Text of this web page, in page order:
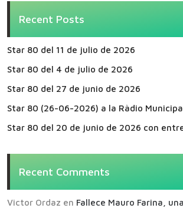
Recent Posts
Star 80 del 11 de julio de 2026
Star 80 del 4 de julio de 2026
Star 80 del 27 de junio de 2026
Star 80 (26-06-2026) a la Ràdio
Star 80 del 20 de junio de 2026 con
Recent Comments
Victor Ordaz en Fallece Mauro Farina,